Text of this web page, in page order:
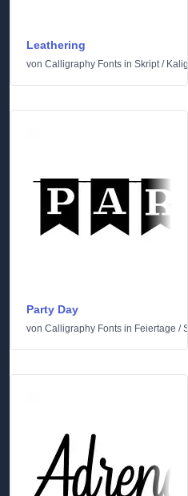
Leathering
von Calligraphy Fonts in Skript/
Party Day
von Calligraphy Fonts in Feiertage /